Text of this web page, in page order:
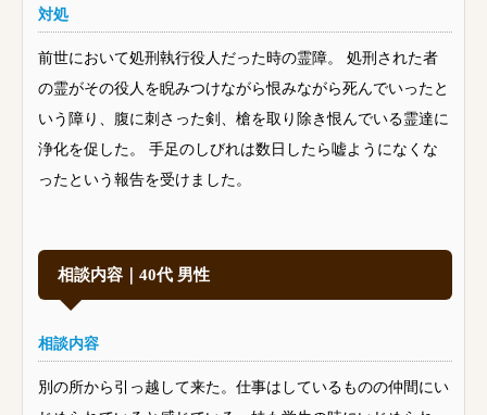
対処
前世において処刑執行役人だった時の霊障。 処刑された者
の霊がその役人を睨みつけながら恨みながら死んでいったと
いう障り、腹に刺さった剣、槍を取り除き恨んでいる霊達に
浄化を促した。 手足のしびれは数日したら嘘ようになくな
ったという報告を受けました。
相談内容｜40代 男性
相談内容
別の所から引っ越して来た。仕事はしているものの仲間にい